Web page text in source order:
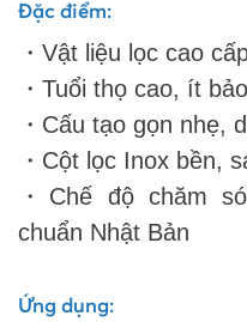
Đặc điểm:
・Vật liệu lọc cao
・Tuổi thọ cao, ít
・Cấu tạo gọn nhẹ,
・Cột lọc Inox bền,
・Chế độ chăm
chuẩn Nhật Bản
Ứng dụng: